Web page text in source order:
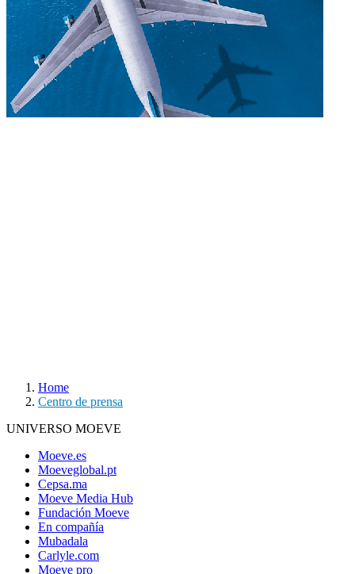
Home
Centro de prensa
UNIVERSO MOEVE
Moeve.es
Moeveglobal.pt
Cepsa.ma
Moeve Media Hub
Fundación Moeve
En compañía
Mubadala
Carlyle.com
Moeve pro